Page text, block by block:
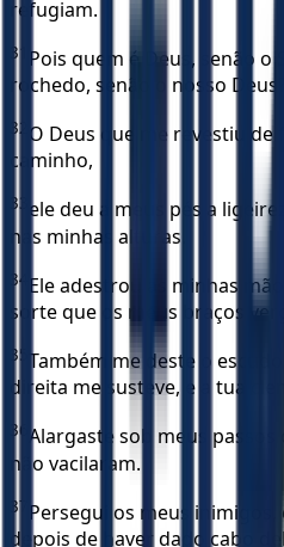
refugiam.
31
Pois quem é Deus, senão o
rochedo, senão o nosso Deus?
32 O Deus que me revestiu
caminho,
33 ele deu a meus pés a
nas minhas alturas.
34 Ele adestrou as minhas
sorte que os meus braços
35 Também me deste o
direita me susteve, e a tua
36 Alargaste sob meus
não vacilaram.
37 Persegui os meus inimigos,
depois de haver dado cabo